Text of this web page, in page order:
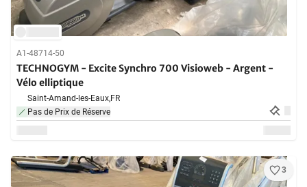
A1-48714-50
TECHNOGYM - Excite Synchro 700 Visioweb - Argent -
Vélo elliptique
Saint-Amand-les-Eaux,FR
Pas de Prix de Réserve
3